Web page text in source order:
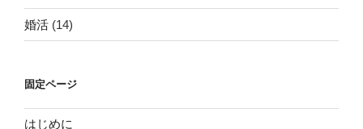
婚活 (14)
固定ページ
はじめに